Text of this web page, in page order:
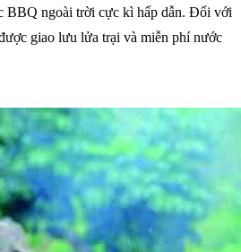
BBQ ngoài trời cực kì hấp dẫn. Đối với
giao lưu lửa trại và miễn phí nước